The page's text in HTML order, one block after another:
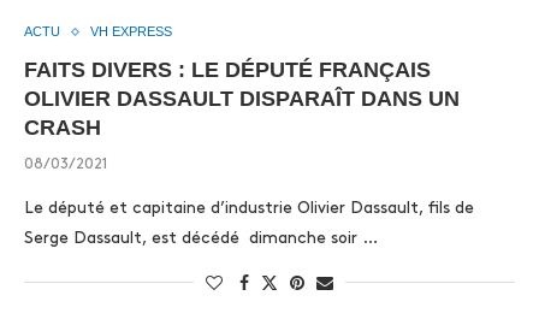
ACTU VH EXPRESS
FAITS DIVERS : LE DÉPUTÉ FRANÇAIS
OLIVIER DASSAULT DISPARAÎT DANS UN
CRASH
08/03/2021
Le député et capitaine d’industrie Olivier Dassault, fils de
Serge Dassault, est décédé dimanche soir …